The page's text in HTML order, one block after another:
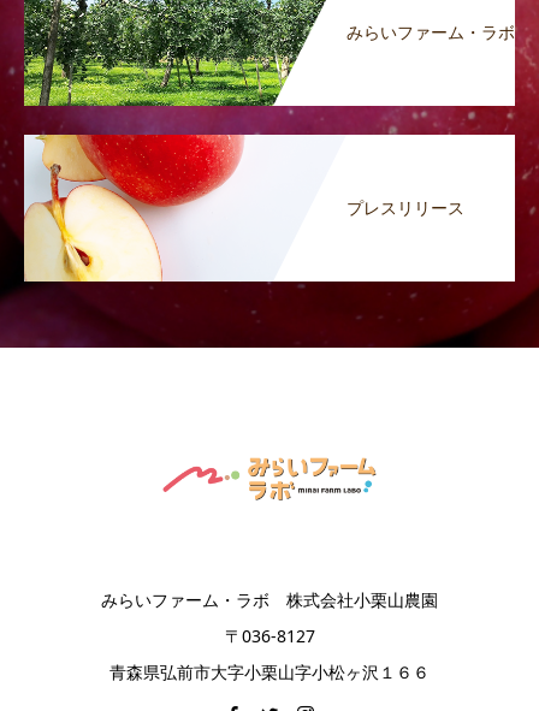
みらいファーム・ラボ
プレスリリース
みらいファーム・ラボ 株式会社小栗山農園
〒036-8127
青森県弘前市大字小栗山字小松ヶ沢１６６